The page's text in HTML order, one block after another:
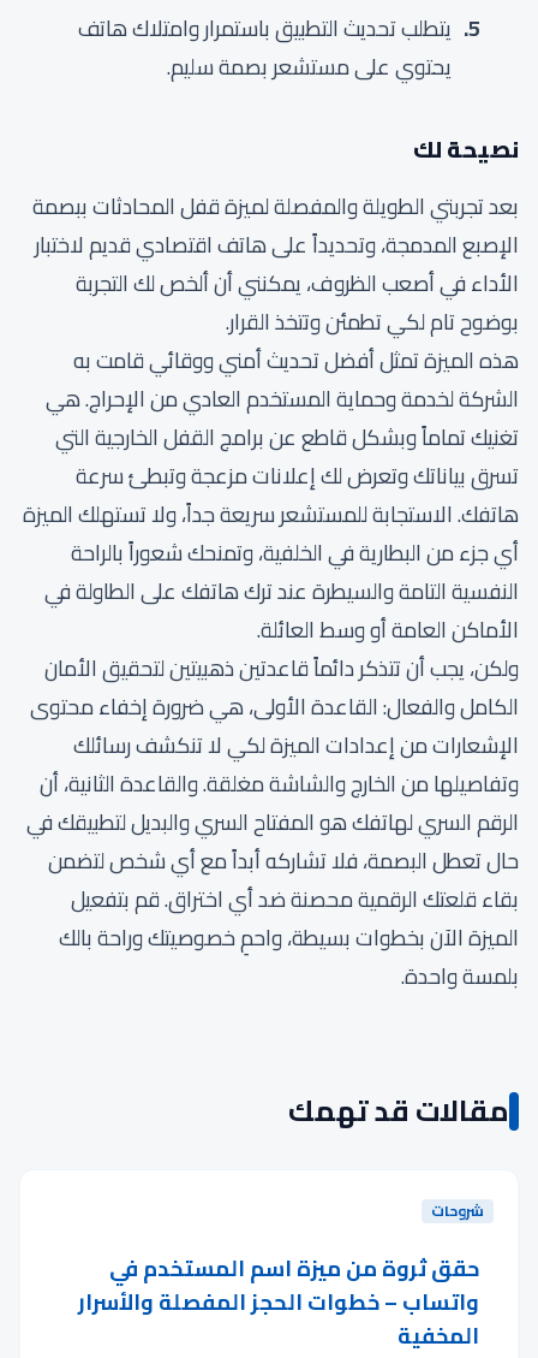
يتطلب تحديث التطبيق باستمرار وامتلاك هاتف
يحتوي على مستشعر بصمة سليم.
نصيحة لك
بعد تجربتي الطويلة والمفصلة لميزة قفل المحادثات ببصمة
الإصبع المدمجة، وتحديداً على هاتف اقتصادي قديم لاختبار
الأداء في أصعب الظروف، يمكنني أن ألخص لك التجربة
بوضوح تام لكي تطمئن وتتخذ القرار.
هذه الميزة تمثل أفضل تحديث أمني ووقائي قامت به
الشركة لخدمة وحماية المستخدم العادي من الإحراج. هي
تغنيك تماماً وبشكل قاطع عن برامج القفل الخارجية التي
تسرق بياناتك وتعرض لك إعلانات مزعجة وتبطئ سرعة
هاتفك. الاستجابة للمستشعر سريعة جداً، ولا تستهلك الميزة
أي جزء من البطارية في الخلفية، وتمنحك شعوراً بالراحة
النفسية التامة والسيطرة عند ترك هاتفك على الطاولة في
الأماكن العامة أو وسط العائلة.
ولكن، يجب أن تتذكر دائماً قاعدتين ذهبيتين لتحقيق الأمان
الكامل والفعال: القاعدة الأولى، هي ضرورة إخفاء محتوى
الإشعارات من إعدادات الميزة لكي لا تنكشف رسائلك
وتفاصيلها من الخارج والشاشة مغلقة. والقاعدة الثانية، أن
الرقم السري لهاتفك هو المفتاح السري والبديل لتطبيقك في
حال تعطل البصمة، فلا تشاركه أبداً مع أي شخص لتضمن
بقاء قلعتك الرقمية محصنة ضد أي اختراق. قم بتفعيل
الميزة الآن بخطوات بسيطة، واحمِ خصوصيتك وراحة بالك
بلمسة واحدة.
مقالات قد تهمك
شروحات
حقق ثروة من ميزة اسم المستخدم في
واتساب – خطوات الحجز المفصلة والأسرار
المخفية